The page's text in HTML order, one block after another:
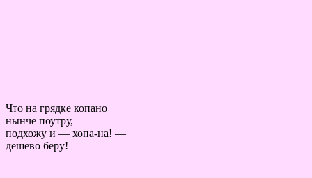
Что на грядке копано
нынче поутру,
подхожу и — хопа-на! —
дешево беру!